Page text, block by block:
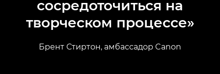
сосредоточиться на
творческом процессе»
Брент Стиртон, амбассадор Canon